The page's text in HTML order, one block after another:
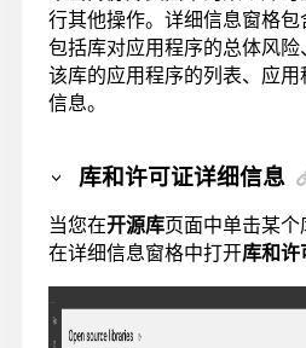
行其他操作。详细信息窗格包
包括库对应用程序的总体风
该库的应用程序的列表、应
信息。
库和许可证详细信息
当您在开源库页面中单击某个
在详细信息窗格中打开库和许